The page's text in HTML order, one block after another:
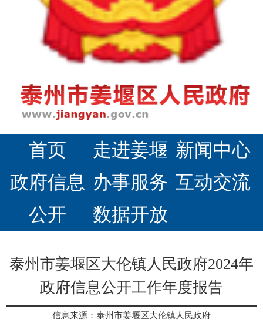
首页 走进姜堰 新闻中心
政府信息
公开
办事服务 互动交流
数据开放
泰州市姜堰区大伦镇人民政府2024年
政府信息公开工作年度报告
信息来源：泰州市姜堰区大伦镇人民政府